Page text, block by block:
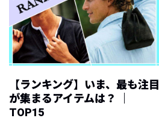
【ランキング】いま、最も注目
が集まるアイテムは？ ｜
TOP15